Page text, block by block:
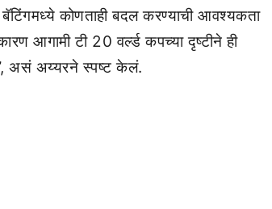
कोणताही बदल करण्याची आवश्यकता
आगामी टी 20 वर्ल्ड कपच्या दृष्टीने ही
असं अय्यरने स्पष्ट केलं.